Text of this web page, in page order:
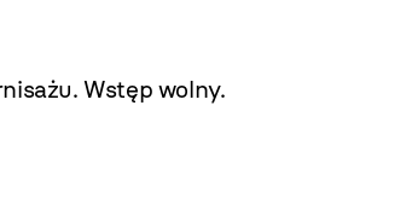
Wstęp wolny.